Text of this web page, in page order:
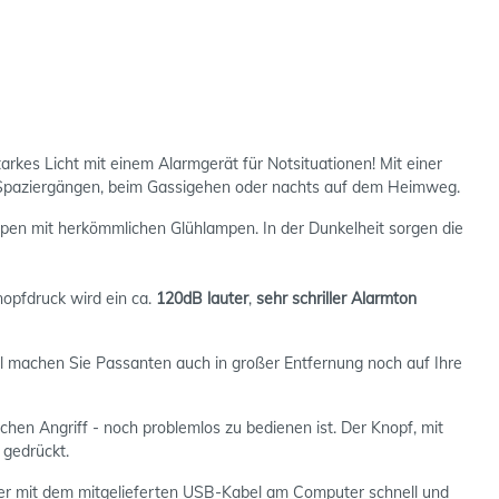
Licht mit einem Alarmgerät für Notsituationen! Mit einer
beim Gassigehen oder nachts auf dem Heimweg.
mit herkömmlichen Glühlampen. In der Dunkelheit sorgen die
wird ein ca. 120dB lauter, sehr schriller Alarmton
Sie Passanten auch in großer Entfernung noch auf Ihre
Angriff - noch problemlos zu bedienen ist. Der Knopf, mit
mit dem mitgelieferten USB-Kabel am Computer schnell und